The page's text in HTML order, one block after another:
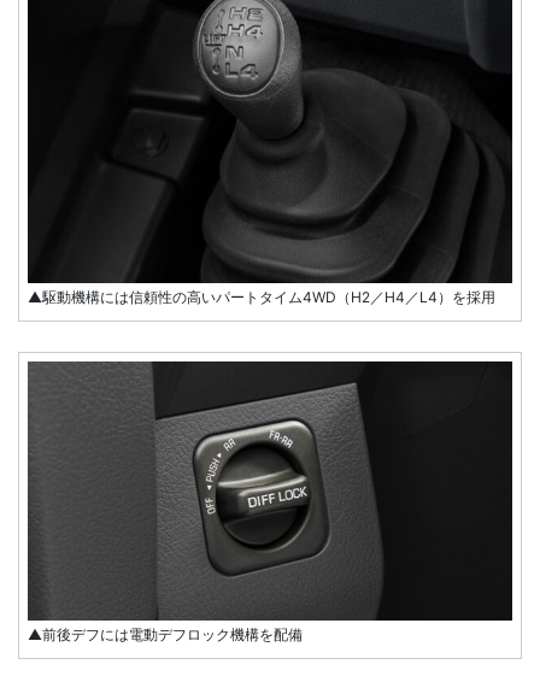
▲駆動機構には信頼性の高いパートタイム4WD（H2／H4／L4）を採用
▲前後デフには電動デフロック機構を配備